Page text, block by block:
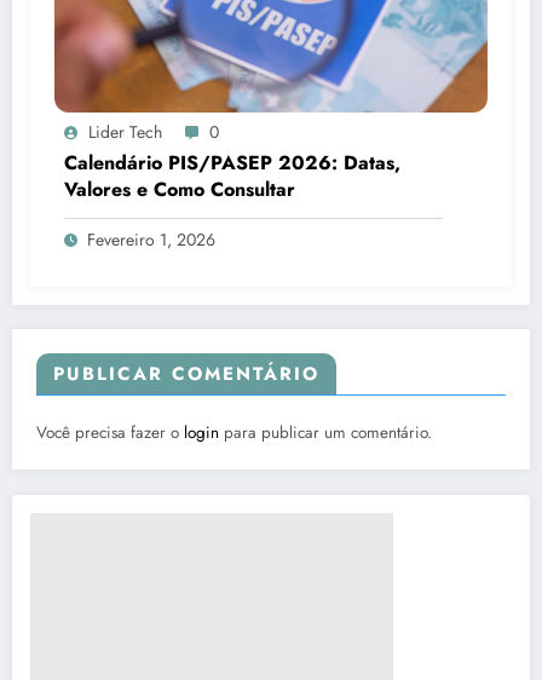
Lider Tech 0
Calendário PIS/PASEP 2026: Datas,
Valores e Como Consultar
Fevereiro 1, 2026
PUBLICAR COMENTÁRIO
Você precisa fazer o login para publicar um comentário.